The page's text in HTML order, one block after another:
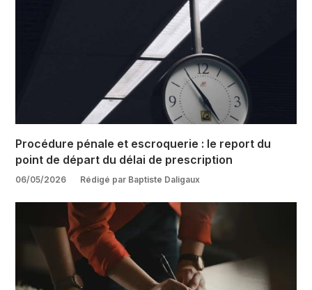
Procédure pénale et escroquerie : le report du
point de départ du délai de prescription
06/05/2026 Rédigé par Baptiste Daligaux